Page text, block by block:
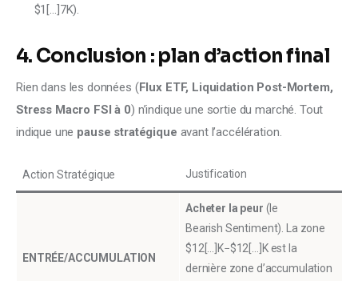
$1[…]7K).
4. Conclusion : plan d’action final
Rien dans les données (Flux ETF, Liquidation Post-Mortem,
Stress Macro FSI à 0) n’indique une sortie du marché. Tout
indique une pause stratégique avant l’accélération.
Action Stratégique Justification
ENTRÉE/ACCUMULATION
Acheter la peur (le
Bearish Sentiment). La zone
$12[…]K−$12[…]K est la
dernière zone d’accumulation